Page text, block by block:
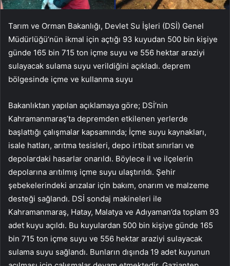
Tarım ve Orman Bakanlığı, Devlet Su İşleri (DSİ) Genel
Müdürlüğü’nün ikmal için açtığı 93 kuyudan 500 bin kişiye
günde 165 bin 715 ton içme suyu ve 556 hektar araziyi
sulayacak sulama suyu verildiğini açıkladı. deprem
bölgesinde içme ve kullanma suyu
Bakanlıktan yapılan açıklamaya göre; DSİ’nin
Kahramanmaraş’ta depremden etkilenen yerlerde
başlattığı çalışmalar kapsamında; İçme suyu kaynakları,
isale hatları, arıtma tesisleri, depo irtibat sınırları ve
depolardaki hasarlar onarıldı. Böylece il ve ilçelerin
depolarına arıtılmış içme suyu ulaştırıldı. Şehir
şebekelerindeki arızalar için bakım, onarım ve malzeme
desteği sağlandı. DSİ sondaj makineleri ile
Kahramanmaraş, Hatay, Malatya ve Adıyaman’da toplam 93
adet kuyu açıldı. Bu kuyulardan 500 bin kişiye günde 165
bin 715 ton içme suyu ve 556 hektar araziyi sulayacak
sulama suyu sağlandı. Bunların dışında 19 adet kuyunun